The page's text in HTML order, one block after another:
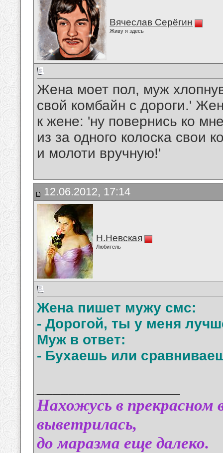
Вячеслав Серёгин
Живу я здесь
Жена моет пол, муж
свой комбайн с дороги.'
к жене: 'ну повернись ко
из за одного колоска свои
и молоти вручную!'
12.06.2012, 17:14
Н.Невская
Любитель
Жена пишет мужу смс:
- Дорогой, ты у меня
Муж в ответ:
- Бухаешь или
Нахожусь в прекрасном
выветрилась,
до маразма еще далеко.